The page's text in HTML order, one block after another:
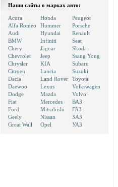
Наши сайты о марках авто:
Acura
Alfa Romeo
Audi
BMW
Chery
Chevrolet
Chrysler
Citroen
Dacia
Daewoo
Dodge
Fiat
Ford
Geely
Great Wall
Honda
Hummer
Hyundai
Infiniti
Jaguar
Jeep
KIA
Lancia
Land Rover
Lexus
Mazda
Mercedes
Mitsubishi
Nissan
Opel
Peugeot
Porsche
Renault
Seat
Skoda
Ssang Yong
Subaru
Suzuki
Toyota
Volkswagen
Volvo
ВАЗ
ГАЗ
ЗАЗ
УАЗ